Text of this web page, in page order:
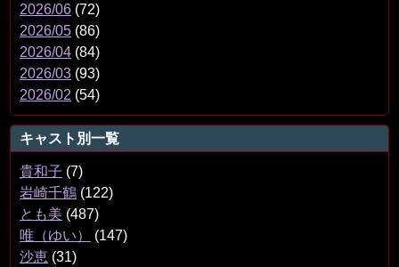
2026/06 (72)
2026/05 (86)
2026/04 (84)
2026/03 (93)
2026/02 (54)
キャスト別一覧
貴和子 (7)
岩崎千鶴 (122)
とも美 (487)
唯（ゆい）
(147)
沙恵 (31)